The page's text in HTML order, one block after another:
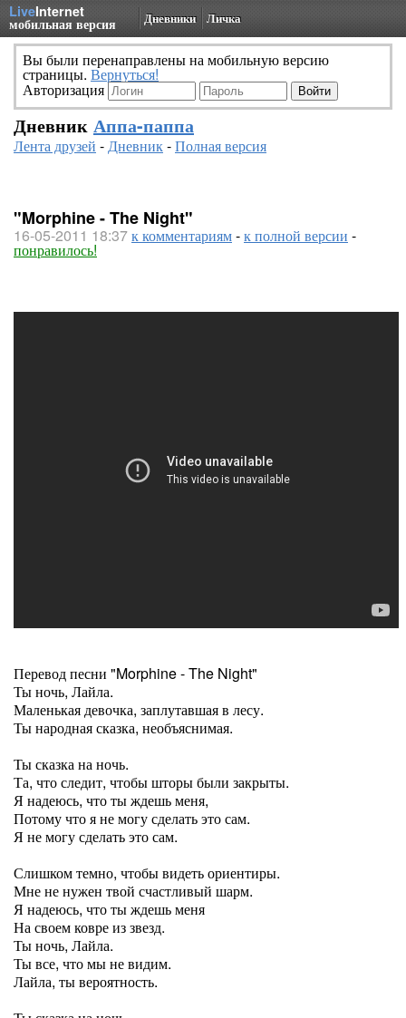
LiveInternet
мобильная версия Дневники Личка
Вы были перенаправлены на мобильную версию
страницы. Вернуться!
Авторизация
Дневник Аппа-паппа
Лента друзей -Дневник-Полная версия
"Morphine - The Night"
16-05-2011 18:37к комментариям-к полной версии -
понравилось!
Перевод песни "Morphine - The Night"
Ты ночь, Лайла.
Маленькая девочка, заплутавшая в лесу.
Ты народная сказка, необъяснимая.
Ты сказка на ночь.
Та, что следит, чтобы шторы были закрыты.
Я надеюсь, что ты ждешь меня,
Потому что я не могу сделать это сам.
Я не могу сделать это сам.
Слишком темно, чтобы видеть ориентиры.
Мне не нужен твой счастливый шарм.
Я надеюсь, что ты ждешь меня
На своем ковре из звезд.
Ты ночь, Лайла.
Ты все, что мы не видим.
Лайла, ты вероятность.